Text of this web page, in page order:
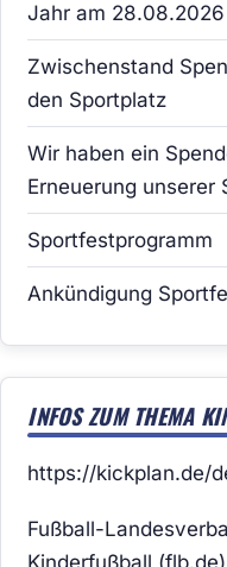
Jahr am 28.08.2026
Zwischenstand
den Sportplatz
Wir haben ein
Erneuerung unserer
Sportfestprogramm
Ankündigung
INFOS ZUM THEMA
https://kickplan.de/
Fußball-
Kinderfußball (flb.de)